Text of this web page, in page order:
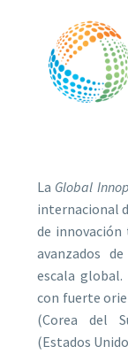
La Global
internacional
de innovación
avanzados
escala
con fuerte
(Corea del
(Estados